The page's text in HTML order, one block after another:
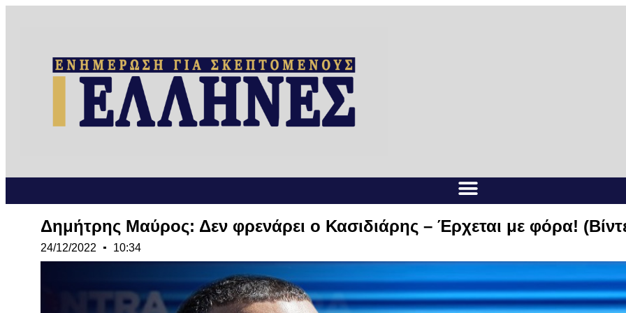
Δημήτρης Μαύρος: Δεν φρενάρει ο Κασιδιάρης – Έρχεται με φόρα!
24/12/2022 10:34